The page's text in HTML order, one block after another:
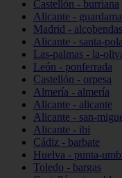
Castellón - burriana
Alicante -
Madrid - alcobendas
Alicante - santa-pola
Las-palmas - la-
León - ponferrada
Castellón - orpesa
Almería - almería
Alicante - alicante
Alicante - san-
Alicante - ibi
Cádiz - barbate
Huelva - punta-
Toledo - bargas